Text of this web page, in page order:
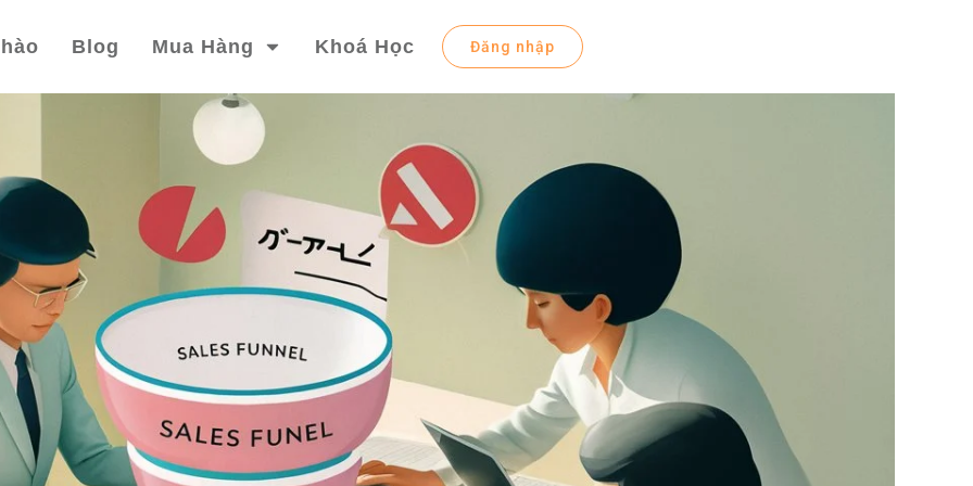
Blog Mua Hàng Khoá Học Đăng nhập